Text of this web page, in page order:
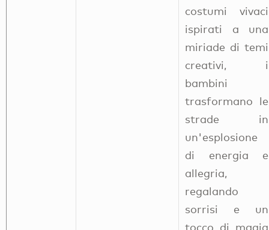
costumi vivaci
ispirati a una
miriade di temi
creativi, i
bambini
trasformano le
strade in
un'esplosione
di energia e
allegria,
regalando
sorrisi e un
tocco di magia